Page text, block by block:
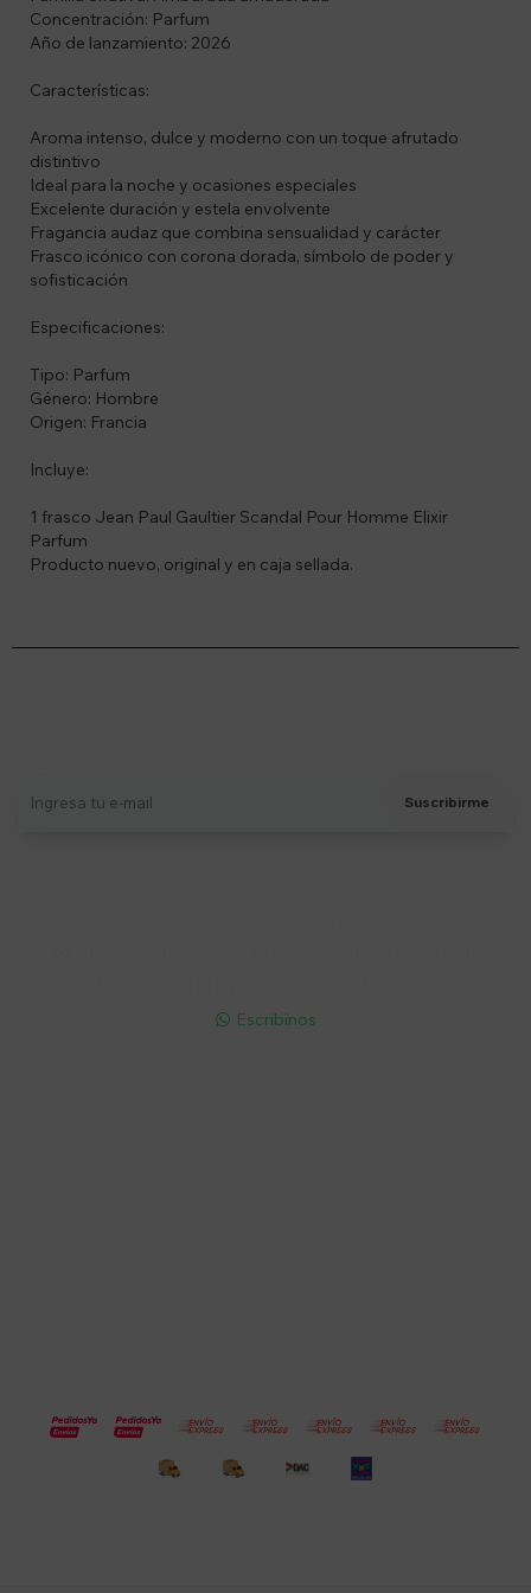
Concentración: Parfum
Año de lanzamiento: 2026
Características:
Aroma intenso, dulce y moderno con un toque afrutado
distintivo
Ideal para la noche y ocasiones especiales
Excelente duración y estela envolvente
Fragancia audaz que combina sensualidad y carácter
Frasco icónico con corona dorada, símbolo de poder y
sofisticación
Especificaciones:
Tipo: Parfum
Género: Hombre
Origen: Francia
Incluye:
1 frasco Jean Paul Gaultier Scandal Pour Homme Elixir
Parfum
Producto nuevo, original y en caja sellada.
Suscribirme
 Escribinos